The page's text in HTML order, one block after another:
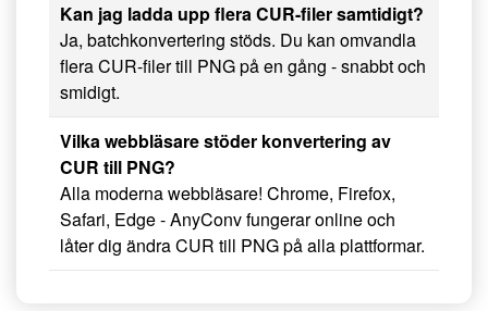
Kan jag ladda upp flera CUR-filer samtidigt?
Ja, batchkonvertering stöds. Du kan omvandla
flera CUR-filer till PNG på en gång - snabbt och
smidigt.
Vilka webbläsare stöder konvertering av
CUR till PNG?
Alla moderna webbläsare! Chrome, Firefox,
Safari, Edge - AnyConv fungerar online och
låter dig ändra CUR till PNG på alla plattformar.